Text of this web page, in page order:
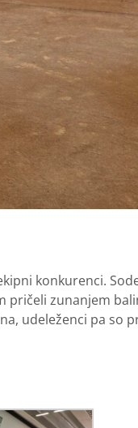
konkurenci.
pričeli zunanjem
udeleženci pa so